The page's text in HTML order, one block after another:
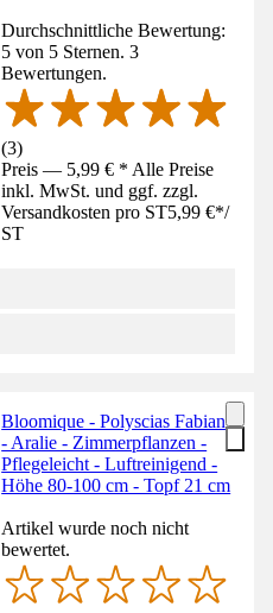
Durchschnittliche Bewertung:
5 von 5 Sternen. 3
Bewertungen.
(3)
Preis — 5,99 € * Alle Preise
inkl. MwSt. und ggf. zzgl.
Versandkosten pro ST5,99 €*/
ST
Bloomique - Polyscias Fabian
- Aralie - Zimmerpflanzen -
Pflegeleicht - Luftreinigend -
Höhe 80-100 cm - Topf 21 cm
Artikel wurde noch nicht
bewertet.